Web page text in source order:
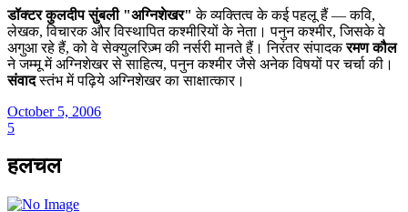
डॉक्टर कुलदीप सुंबली "अग्निशेखर" के व्यक्तित्व के कई पहलू हैं — कवि,
लेखक, विचारक और विस्थापित कश्मीरियों के नेता। पनुन कश्मीर, जिसके वे
अगुआ रहे हैं, को वे सेक्युलरिज़्म की नर्सरी मानते हैं। निरंतर संपादकरमण कौल
ने जम्मू में अग्निशेखर से साहित्य, पनुन कश्मीर जैसे अनेक विषयों पर चर्चा की।
संवादस्तंभ में पढ़िये अग्निशेखर का साक्षात्कार।
October 5, 2006
5
हलचल